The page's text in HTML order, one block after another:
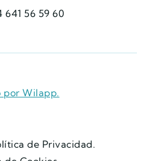
641 56 59 60
por Wilapp.
de Privacidad.